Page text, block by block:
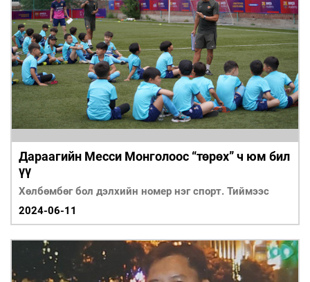
Дараагийн Месси Монголоос “төрөх” ч юм бил
үү
Хөлбөмбөг бол дэлхийн номер нэг спорт. Тиймээс
2024-06-11